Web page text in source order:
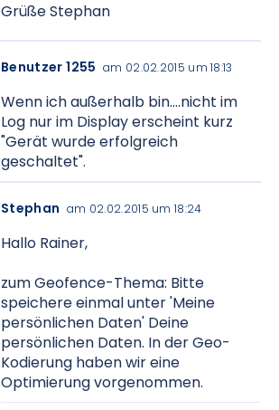
Grüße Stephan
Benutzer 1255 am 02.02.2015 um 18:13
Wenn ich außerhalb bin....nicht im
Log nur im Display erscheint kurz
"Gerät wurde erfolgreich
geschaltet".
Stephan am 02.02.2015 um 18:24
Hallo Rainer,
zum Geofence-Thema: Bitte
speichere einmal unter 'Meine
persönlichen Daten' Deine
persönlichen Daten. In der Geo-
Kodierung haben wir eine
Optimierung vorgenommen.